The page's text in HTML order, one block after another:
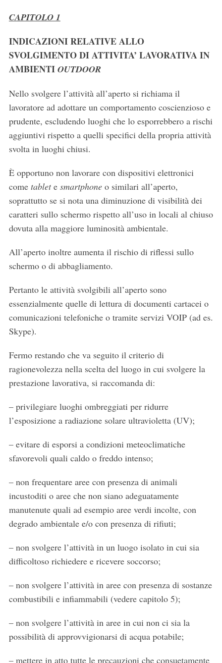
CAPITOLO 1
INDICAZIONI RELATIVE ALLO
SVOLGIMENTO DI ATTIVITA’ LAVORATIVA IN
AMBIENTI OUTDOOR
Nello svolgere l’attività all’aperto si richiama il
lavoratore ad adottare un comportamento coscienzioso e
prudente, escludendo luoghi che lo esporrebbero a rischi
aggiuntivi rispetto a quelli specifici della propria attività
svolta in luoghi chiusi.
È opportuno non lavorare con dispositivi elettronici
come tablete smartphoneo similari all’aperto,
soprattutto se si nota una diminuzione di visibilità dei
caratteri sullo schermo rispetto all’uso in locali al chiuso
dovuta alla maggiore luminosità ambientale.
All’aperto inoltre aumenta il rischio di riflessi sullo
schermo o di abbagliamento.
Pertanto le attività svolgibili all’aperto sono
essenzialmente quelle di lettura di documenti cartacei o
comunicazioni telefoniche o tramite servizi VOIP (ad es.
Skype).
Fermo restando che va seguito il criterio di
ragionevolezza nella scelta del luogo in cui svolgere la
prestazione lavorativa, si raccomanda di:
– privilegiare luoghi ombreggiati per ridurre
l’esposizione a radiazione solare ultravioletta (UV);
– evitare di esporsi a condizioni meteoclimatiche
sfavorevoli quali caldo o freddo intenso;
– non frequentare aree con presenza di animali
incustoditi o aree che non siano adeguatamente
manutenute quali ad esempio aree verdi incolte, con
degrado ambientale e/o con presenza di rifiuti;
– non svolgere l’attività in un luogo isolato in cui sia
difficoltoso richiedere e ricevere soccorso;
– non svolgere l’attività in aree con presenza di sostanze
combustibili e infiammabili (vedere capitolo 5);
– non svolgere l’attività in aree in cui non ci sia la
possibilità di approvvigionarsi di acqua potabile;
– mettere in atto tutte le precauzioni che consuetamente